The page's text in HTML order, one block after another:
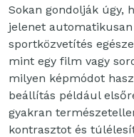
Sokan gondolják úgy,
jelenet
sportközvetítés
mint egy film vagy
milyen képmódot
beállítás például
gyakran
kontrasztot és